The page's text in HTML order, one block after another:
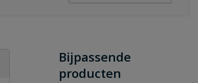
Bijpassende
producten